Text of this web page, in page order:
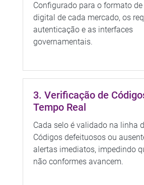
Configurado para o formato
digital de cada mercado, os
autenticação e as interfaces
governamentais.
3. Verificação de
Tempo Real
Cada selo é validado na linha
Códigos defeituosos ou
alertas imediatos, impedindo
não conformes avancem.